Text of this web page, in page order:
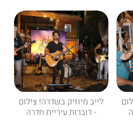
לייב מיוזיק בשדרה! צילום
- דוברות עיריית חדרה